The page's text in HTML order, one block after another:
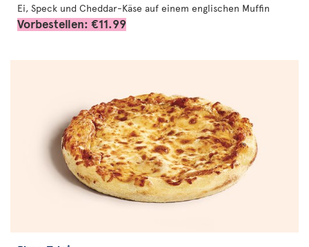
Ei, Speck und Cheddar-Käse auf einem englischen Muffin
Vorbestellen: €11.99